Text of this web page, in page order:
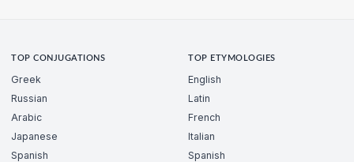
TOP CONJUGATIONS
Greek
Russian
Arabic
Japanese
Spanish
TOP ETYMOLOGIES
English
Latin
French
Italian
Spanish